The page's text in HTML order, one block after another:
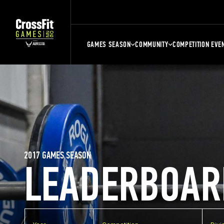
GAMES SEASON COMMUNITY COMPETITION
2017 GAMES SEASON